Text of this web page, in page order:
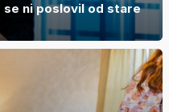
se ni poslovil od stare